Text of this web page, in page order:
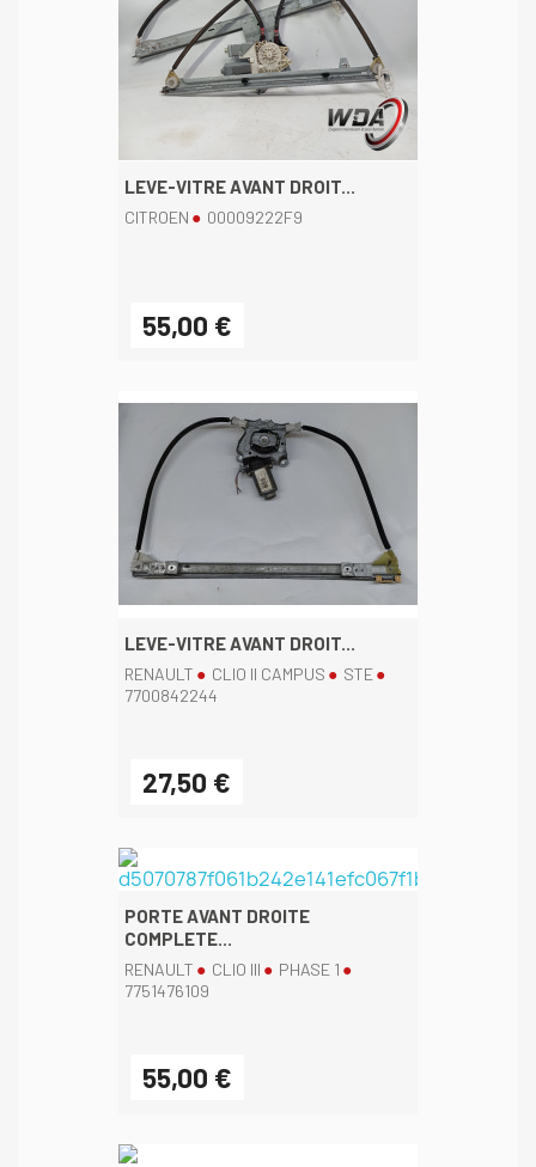
LEVE-VITRE AVANT DROIT...
CITROEN 00009222F9
55,00 €
LEVE-VITRE AVANT DROIT...
RENAULT CLIO II CAMPUS
STE
7700842244
27,50 €
PORTE AVANT DROITE
COMPLETE...
RENAULT CLIO III
PHASE 1
7751476109
55,00 €